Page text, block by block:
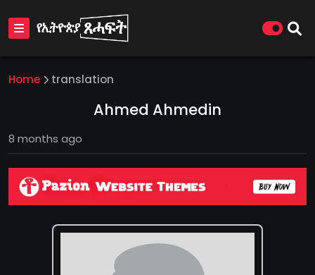
Home translation
Ahmed Ahmedin
8 months ago